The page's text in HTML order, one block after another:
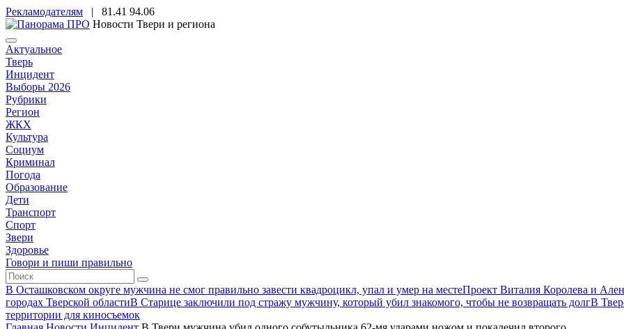
Рекламодателям | 81.41 94.06
Новости Твери и региона
Актуальное
Тверь
Инцидент
Выборы 2026
Рубрики
Регион
ЖКХ
Культура
Социум
Криминал
Погода
Образование
Дети
Транспорт
Спорт
Звери
Здоровье
Говори и пиши правильно
В Осташковском округе мужчина не смог правильно завести квадроцикл, упал и умер на местеПроект Виталия Королева и
городах Тверской областиВ Старице заключили под стражу мужчину, который убил знакомого, чтобы не возвращать долгВ
территории для киносъемок